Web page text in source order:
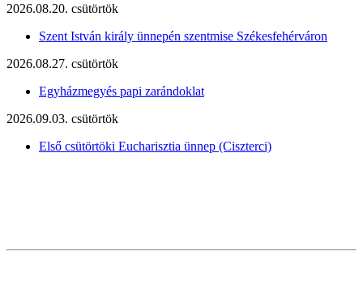
2026.08.20. csütörtök
Szent István király ünnepén szentmise Székesfehérváron
2026.08.27. csütörtök
Egyházmegyés papi zarándoklat
2026.09.03. csütörtök
Első csütörtöki Eucharisztia ünnep (Ciszterci)